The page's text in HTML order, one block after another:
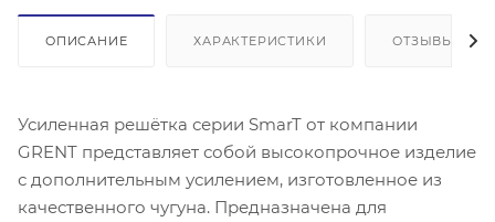
ОПИСАНИЕ ХАРАКТЕРИСТИКИ ОТЗЫВЫ
Усиленная решётка серии SmarT от компании
GRENT представляет собой высокопрочное изделие
с дополнительным усилением, изготовленное из
качественного чугуна. Предназначена для